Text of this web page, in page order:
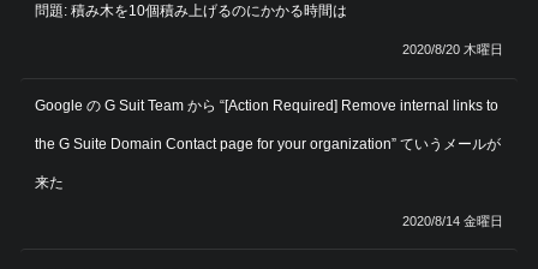
問題: 積み木を10個積み上げるのにかかる時間は
2020/8/20 木曜日
Google の G Suit Team から “[Action Required] Remove internal links to
the G Suite Domain Contact page for your organization” ていうメールが
来た
2020/8/14 金曜日